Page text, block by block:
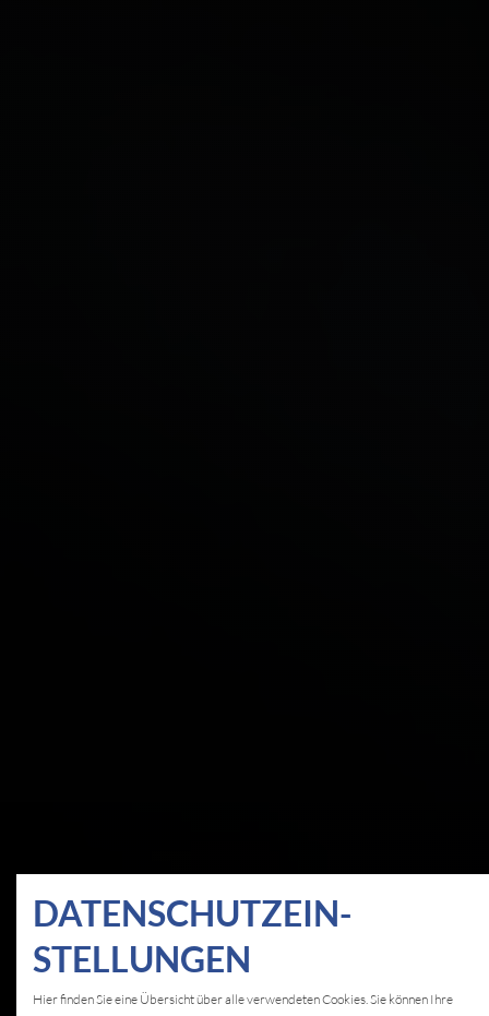
DATEN­SCHUTZ­EIN­
STELLUNGEN
Hier finden Sie eine Übersicht über alle verwendeten Cookies. Sie können Ihre